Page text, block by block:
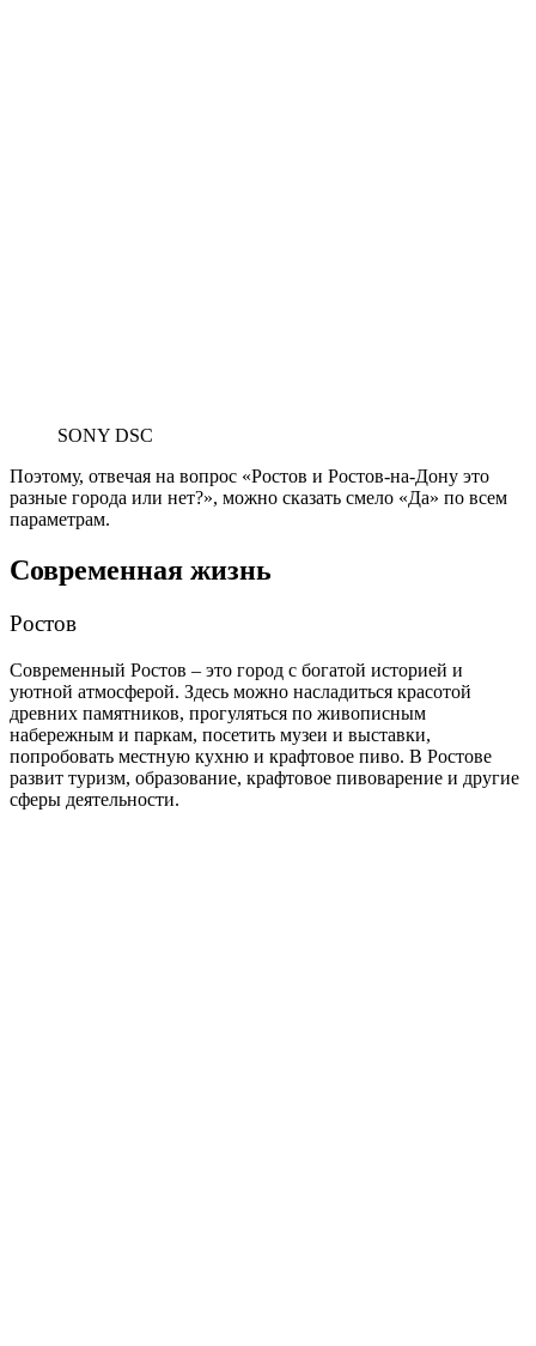
SONY DSC
Поэтому, отвечая на вопрос «Ростов и Ростов-на-Дону это
разные города или нет?», можно сказать смело «Да» по всем
параметрам.
Современная жизнь
Ростов
Современный Ростов – это город с богатой историей и
уютной атмосферой. Здесь можно насладиться красотой
древних памятников, прогуляться по живописным
набережным и паркам, посетить музеи и выставки,
попробовать местную кухню и крафтовое пиво. В Ростове
развит туризм, образование, крафтовое пивоварение и другие
сферы деятельности.